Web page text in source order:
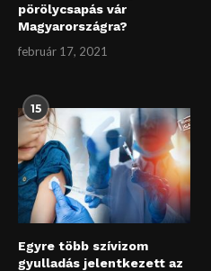
pörölycsapás vár
Magyarországra?
február 17, 2021
15
Egyre több szívizom
gyulladás jelentkezett az